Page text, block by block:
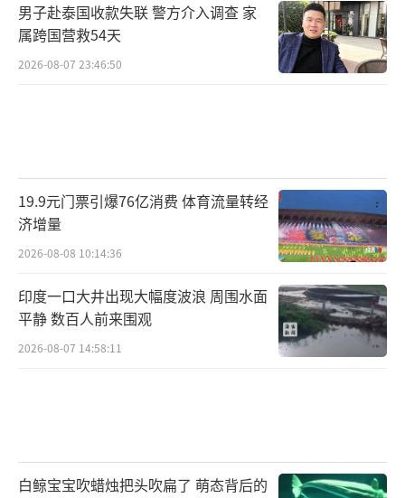
男子赴泰国收款失联 警方介入调查 家
属跨国营救54天
2026-08-07 23:46:50
19.9元门票引爆76亿消费 体育流量转经
济增量
2026-08-08 10:14:36
印度一口大井出现大幅度波浪 周围水面
平静 数百人前来围观
2026-08-07 14:58:11
白鲸宝宝吹蜡烛把头吹扁了 萌态背后的